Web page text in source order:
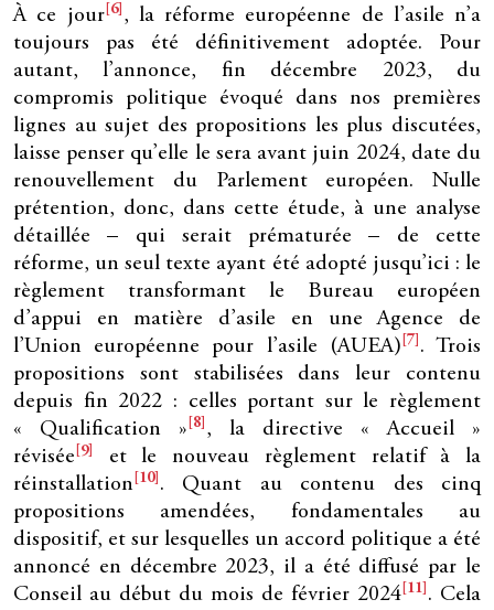
À ce jour[6] , la réforme européenne de l’asile n’a
toujours pas été définitivement adoptée. Pour
autant, l’annonce, fin décembre 2023, du
compromis politique évoqué dans nos premières
lignes au sujet des propositions les plus discutées,
laisse penser qu’elle le sera avant juin 2024, date du
renouvellement du Parlement européen. Nulle
prétention, donc, dans cette étude, à une analyse
détaillée – qui serait prématurée – de cette
réforme, un seul texte ayant été adopté jusqu’ici : le
règlement transformant le Bureau européen
d’appui en matière d’asile en une Agence de
l’Union européenne pour l’asile (AUEA) [7] . Trois
propositions sont stabilisées dans leur contenu
depuis fin 2022 : celles portant sur le règlement
« Qualification » [8] , la directive « Accueil »
révisée [9]
et le nouveau règlement relatif à la
réinstallation [10] . Quant au contenu des cinq
propositions amendées, fondamentales au
dispositif, et sur lesquelles un accord politique a été
annoncé en décembre 2023, il a été diffusé par le
Conseil au début du mois de février 2024 [11] . Cela